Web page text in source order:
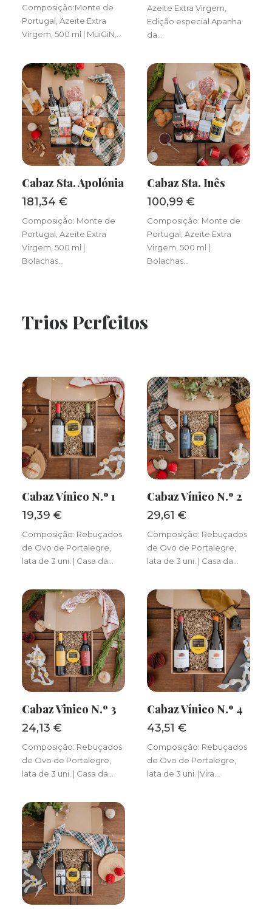
Composição:Monte de
Portugal, Azeite Extra
Virgem, 500 ml | MuiGiN,…
Azeite Extra Virgem,
Edição especial Apanha
da…
ADICIONAR
Cabaz Sta. Apolónia
181,34 €
Composição: Monte de
Portugal, Azeite Extra
Virgem, 500 ml |
Bolachas…
Cabaz Sta. Inês
100,99 €
Composição: Monte de
Portugal, Azeite Extra
Virgem, 500 ml |
Bolachas…
Trios Perfeitos
Cabaz Vínico N.º 1
19,39 €
Composição: Rebuçados
de Ovo de Portalegre,
lata de 3 uni. | Casa da…
Cabaz Vínico N.º 2
29,61 €
Composição: Rebuçados
de Ovo de Portalegre,
lata de 3 uni. | Casa da…
Cabaz Vinico N.º 3
24,13 €
Composição: Rebuçados
de Ovo de Portalegre,
lata de 3 uni. | Casa da…
Cabaz Vínico N.º 4
43,51 €
Composição: Rebuçados
de Ovo de Portalegre,
lata de 3 uni. |Vira…